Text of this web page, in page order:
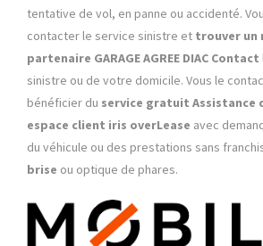
tentative de vol, en panne ou accidenté.
contacter le service sinistre et trouver un
partenaire GARAGE AGREE DIAC Contact
sinistre ou de votre domicile. Vous le
bénéficier du service gratuit Assistance
espace client iris overLease avec
du véhicule ou des prestations sans
brise ou optique de phares.